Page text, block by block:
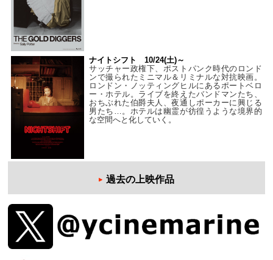
ナイトシフト 10/24(土)～
サッチャー政権下、ポストパンク時代のロンド
ンで撮られたミニマル＆リミナルな対抗映画。
ロンドン・ノッティングヒルにあるポートベロ
ー・ホテル。ライブを終えたバンドマンたち、
おちぶれた伯爵夫人、夜通しポーカーに興じる
男たち…。ホテルは幽霊が彷徨うような境界的
な空間へと化していく。
過去の上映作品